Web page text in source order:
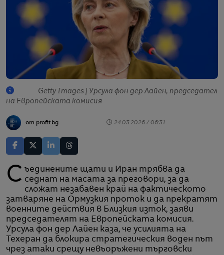
Getty Images | Урсула фон дер Лайен, председател
на Европейската комисия
от profit.bg 24.03.2026 / 06:31
Съединените щати и Иран трябва да седнат на масата за преговори, за да
сложат незабавен край на фактическото
затваряне на Ормузкия проток и да прекратят
военните действия в Близкия изток, заяви
председателят на Европейската комисия.
Урсула фон дер Лайен каза, че усилията на
Техеран да блокира стратегическия воден път
чрез атаки срещу невъоръжени търговски